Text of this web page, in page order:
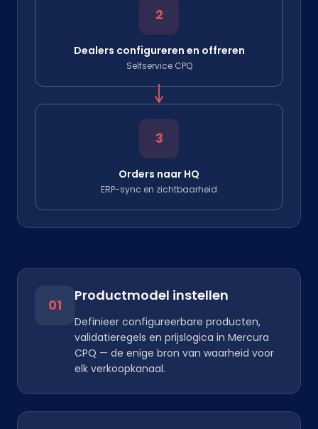
2
Dealers configureren en offreren
Selfservice CPQ
3
Orders naar HQ
ERP-sync en zichtbaarheid
01
Productmodel instellen
Definieer configureerbare producten,
validatieregels en prijslogica in Mercura
CPQ — de enige bron van waarheid voor
elk verkoopkanaal.